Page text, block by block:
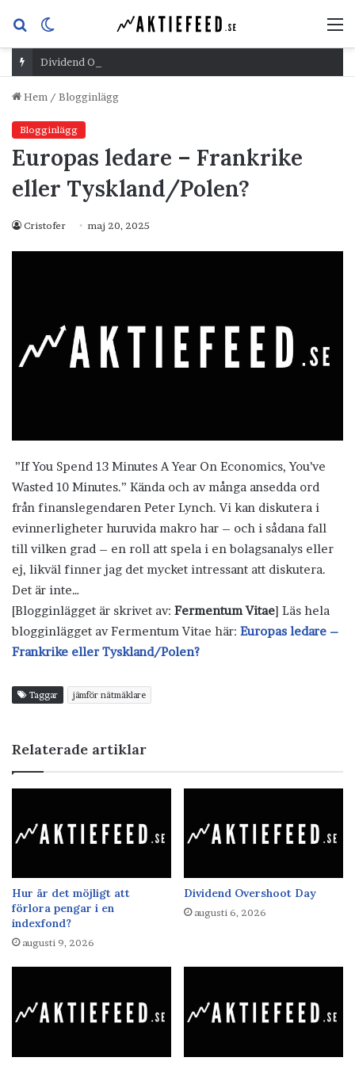
Sök
efterskin
Dividend Overshoot Day
Hem / Blogginlägg
Blogginlägg
Europas ledare – Frankrike
eller Tyskland/Polen?
Cristofer maj 20, 2025
”If You Spend 13 Minutes A Year On Economics, You’ve
Wasted 10 Minutes.” Kända och av många ansedda ord
från finanslegendaren Peter Lynch. Vi kan diskutera i
evinnerligheter huruvida makro har – och i sådana fall
till vilken grad – en roll att spela i en bolagsanalys eller
ej, likväl finner jag det mycket intressant att diskutera.
Det är inte…
[Blogginlägget är skrivet av: Fermentum Vitae] Läs hela
blogginlägget av Fermentum Vitae här: Europas ledare –
Frankrike eller Tyskland/Polen?
Taggar jämför nätmäklare
Relaterade artiklar
Hur är det möjligt att
förlora pengar i en
indexfond?
augusti 9, 2026
Dividend Overshoot Day
augusti 6, 2026